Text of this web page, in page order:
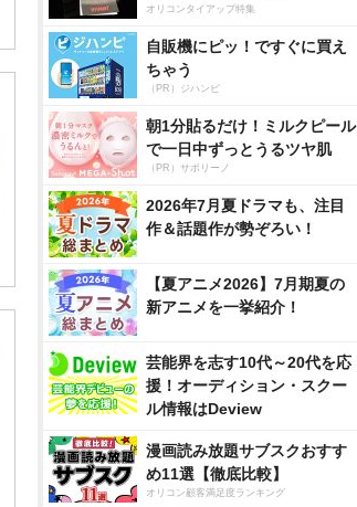
オリコンタイアップ特集
自販機にピッ！ですぐに買え
ちゃう
（PR）ジハンピ
朝1分貼るだけ！ミルクピール
で一日中ずっとうるツヤ肌
（PR）サボリーノ
2026年7月夏ドラマも、注目
作＆話題作が勢ぞろい！
【夏アニメ2026】7月期夏の
新アニメを一挙紹介！
芸能界を志す10代～20代を応
援！オーディション・スクー
ル情報はDeview
漫画読み放題サブスクおすす
め11選【徹底比較】
オリコン顧客満足度ランキング